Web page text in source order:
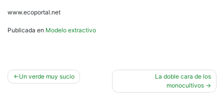
www.ecoportal.net
Publicada en Modelo extractivo
Navegación
Un verde muy sucio
La doble cara de los
monocultivos